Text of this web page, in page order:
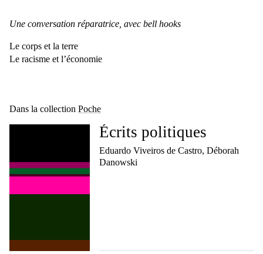
Une conversation réparatrice, avec bell hooks
Le corps et la terre
Le racisme et l’économie
Dans la collection Poche
Écrits politiques
Eduardo Viveiros de Castro, Déborah
Danowski